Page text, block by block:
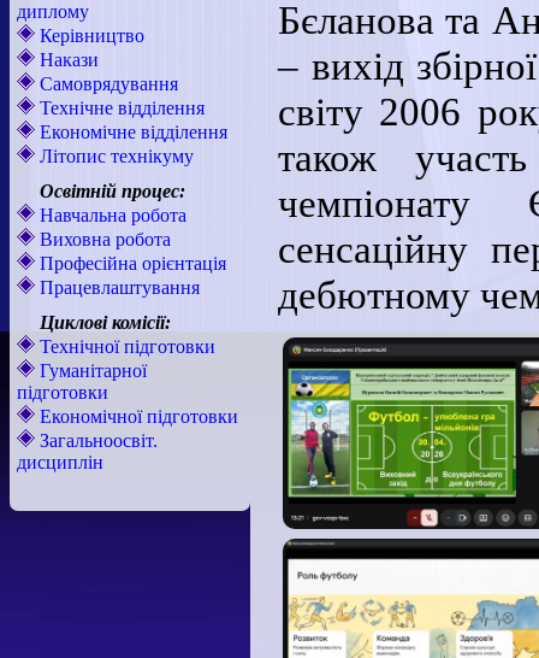
диплому
Керівництво
Накази
Самоврядування
Технічне відділення
Економічне відділення
Літопис технікуму
Освітній процес:
Навчальна робота
Виховна робота
Професійна орієнтація
Працевлаштування
Циклові комісії:
Технічної підготовки
Гуманітарної
підготовки
Економічної підготовки
Загальноосвіт.
дисциплін
Бєланова та
– вихід
світу 2006
також
сенсаційну
дебютному